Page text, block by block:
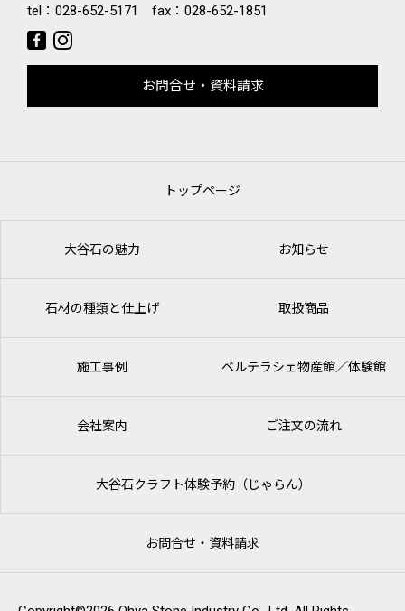
tel： 028-652-5171 fax：028-652-1851
お問合せ・資料請求
トップページ
大谷石の魅力 お知らせ
石材の種類と仕上げ 取扱商品
施工事例 ベルテラシェ物産館／体験館
会社案内 ご注文の流れ
大谷石クラフト体験予約（じゃらん）
お問合せ・資料請求